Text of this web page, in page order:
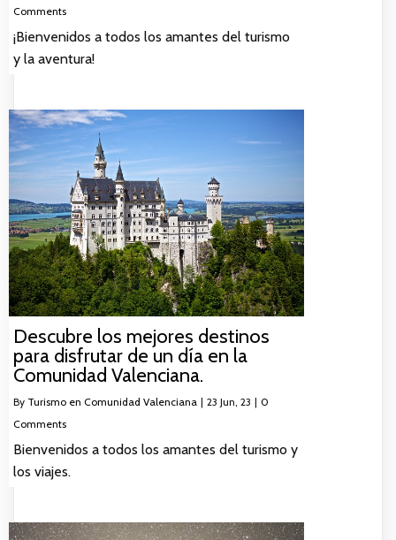
Comments
¡Bienvenidos a todos los amantes del turismo
y la aventura!
Descubre los mejores destinos
para disfrutar de un día en la
Comunidad Valenciana.
By Turismo en Comunidad Valenciana | 23 Jun, 23 | 0
Comments
Bienvenidos a todos los amantes del turismo y
los viajes.